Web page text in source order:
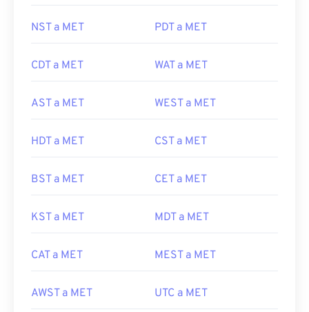
NST a MET PDT a MET
CDT a MET WAT a MET
AST a MET WEST a MET
HDT a MET CST a MET
BST a MET CET a MET
KST a MET MDT a MET
CAT a MET MEST a MET
AWST a MET UTC a MET